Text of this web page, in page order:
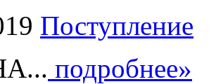
Поступление
подробнее»